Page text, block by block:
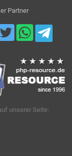
Partner
unserer Seite: